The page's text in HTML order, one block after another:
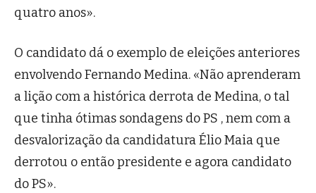
quatro anos».
O candidato dá o exemplo de eleições anteriores
envolvendo Fernando Medina. «Não aprenderam
a lição com a histórica derrota de Medina, o tal
que tinha ótimas sondagens do PS , nem com a
desvalorização da candidatura Élio Maia que
derrotou o então presidente e agora candidato
do PS».